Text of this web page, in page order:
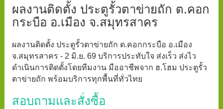
ผลงานติดตั้ง ประตูรั้วตาข่ายถัก ต.คอก
กระบือ อ.เมือง จ.สมุทรสาคร
ผลงานติดตั้ง ประตูรั้วตาข่ายถัก ต.คอกกระบือ อ.เมือง
จ.สมุทรสาคร - 2 มิ.ย. 69 บริการประทับใจ ส่งเร็ว ส่งไว
ดำเนินการติดตั้งโดยทีมงาน มืออาชีพจาก ฮ.โฮม ประตูรั้ว
ตาข่ายถัก พร้อมบริการทุกพื้นที่ทั่วไทย
สอบถามและสั่งซื้อ